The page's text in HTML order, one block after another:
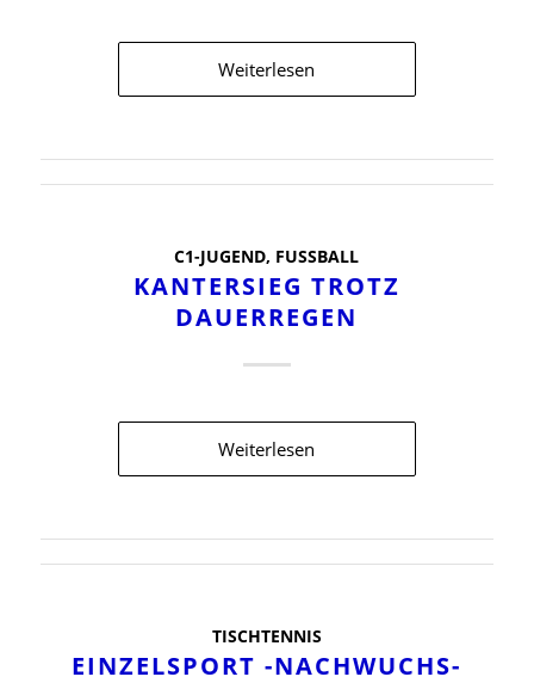
Weiterlesen
C1-JUGEND, FUSSBALL
KANTERSIEG TROTZ
DAUERREGEN
Weiterlesen
TISCHTENNIS
EINZELSPORT -NACHWUCHS-